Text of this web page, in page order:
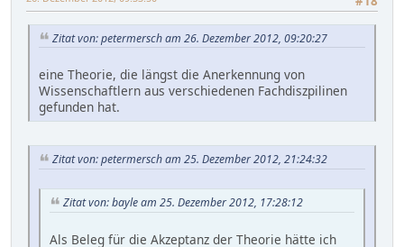
Zitat von: petermersch am 26. Dezember 2012, 09:20:27
eine Theorie, die längst die Anerkennung von
Wissenschaftlern aus verschiedenen Fachdiszpilinen
gefunden hat.
Zitat von: petermersch am 25. Dezember 2012, 21:24:32
Zitat von: bayle am 25. Dezember 2012, 17:28:12
Als Beleg für die Akzeptanz der Theorie hätte ich